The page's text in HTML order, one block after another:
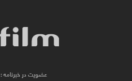
عضویت در خبرنامه :